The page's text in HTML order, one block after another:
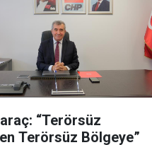
“Terörsüz
Terörsüz Bölgeye”